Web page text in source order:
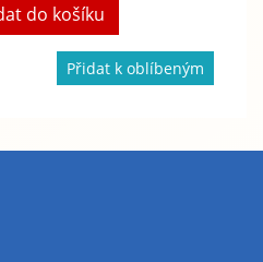
do košíku
Přidat k oblíbeným